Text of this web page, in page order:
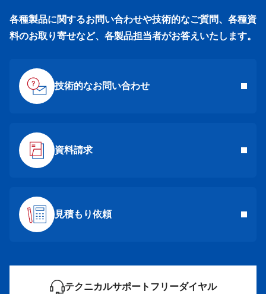
各種製品に関するお問い合わせや技術的なご質問、各種資
料のお取り寄せなど、各製品担当者がお答えいたします。
技術的なお問い合わせ
資料請求
見積もり依頼
テクニカルサポートフリーダイヤル